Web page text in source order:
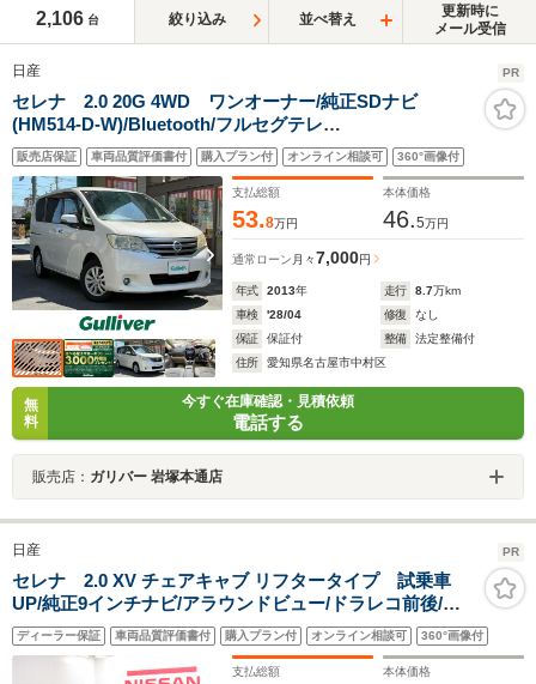
2,106 台 絞り込み 並べ替え
更新時に
メール受信
日産 PR
セレナ 2.0 20G 4WD ワンオーナー/純正SDナビ
(HM514-D-W)/Bluetooth/フルセグテレ
ビ/DVD/CD/AM/FM/AUX/バックカメラ/アイドリングスト
ップ/フォグライト/オートライト
販売店保証 車両品質評価書付 購入プラン付 オンライン相談可 360°画像付
支払総額
53.8万円
本体価格
46.5万円
通常ローン 月々7,000円
年式 2013年 走行 8.7万km
車検
'28/04 修復
なし
保証
保証付 整備
法定整備付
住所
愛知県名古屋市中村区
無
料
今すぐ在庫確認・見積依頼
電話する
販売店： ガリバー 岩塚本通店
日産 PR
セレナ 2.0 XV チェアキャブ リフタータイプ 試乗車
UP/純正9インチナビ/アラウンドビュー/ドラレコ前後/両
側オートスライドドア/プロパイロット/スマ-トルームミ
ラ-/ETC
ディーラー保証 車両品質評価書付 購入プラン付 オンライン相談可 360°画像付
支払総額 本体価格